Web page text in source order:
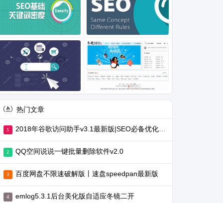
热门文章
2018年谷歌访问助手v3.1最新版|SEO必备优化工具
QQ空间说说一键批量删除软件v2.0
百度网盘不限速破解版丨速盘speedpan最新版
emlog5.3.1后台美化版自适应冬镜二开